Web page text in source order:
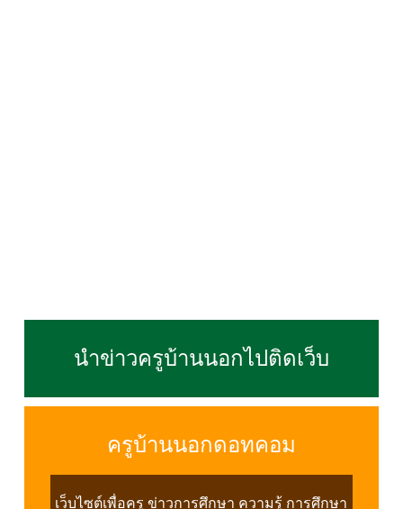
นำข่าวครูบ้านนอกไปติดเว็บ
ครูบ้านนอกดอทคอม
เว็บไซต์เพื่อครู ข่าวการศึกษา ความรู้ การศึกษา